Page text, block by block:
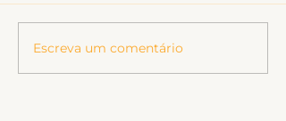
SINTET-UFU dá as
Escreva um comentário